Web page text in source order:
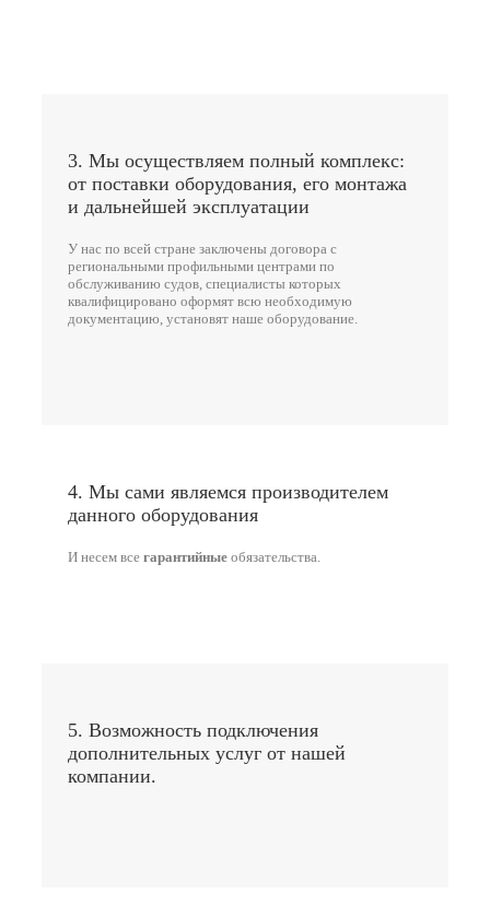
3. Мы осуществляем полный комплекс:
от поставки оборудования, его монтажа
и дальнейшей эксплуатации
У нас по всей стране заключены договора с
региональными профильными центрами по
обслуживанию судов, специалисты которых
квалифицировано оформят всю необходимую
документацию, установят наше оборудование.
4. Мы сами являемся производителем
данного оборудования
И несем все гарантийные обязательства.
5. Возможность подключения
дополнительных услуг от нашей
компании.